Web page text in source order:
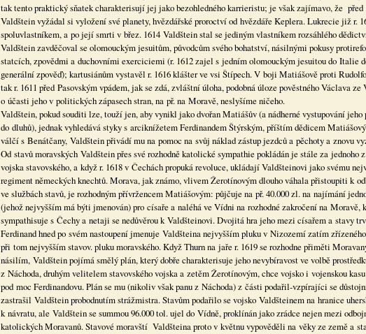
tak tento praktický sňatek charakterisují jej jako bezohledného karrieristu; je však zajímavo, že před
Valdštein vyžádal si vyložení své planety, hvězdářské proroctví od hvězdáře Keplera. Lukrecie již r.
spoluvlastníkem, a po její smrti v břez. 1614 Valdštein stal se jediným vlastníkem rozsáhlého
Valdštein zavděčoval se olomouckým jesuitům, původcům svého bohatství, násilnými pokusy
statcích, zpovědmi a duchovními exerciciemi (r. 1612 zajel s jedním olomouckým jesuitou do Italie
generální zpověď); kartusiánům vystavěl r. 1616 klášter ve vsi Štípech. V boji Matiášově proti
tak r. 1611 před Pasovským vpádem, jak se zdá, zvláštní úloha, podobná úloze pověstného Václava
o účasti jeho v politických zápasech stran, na př. na Moravě, neslyšíme ničeho.
Valdštein, pokud souditi lze, touží jen, aby vynikl jako dvořan Matiášův (a nádherné vystupování
do dluhů), jednak vyhledává styky s arciknížetem Ferdinandem Štýrským, příštím dědicem
válčí s Benátčany, Valdštein přivádí mu na pomoc na svůj náklad zástup jezdců a pěchoty a znovu
Od stavů moravských Valdštein přes své rozhodně katolické sympathie pokládán je stále za jednoho
vojska stavovského, a když r. 1618 v Čechách propuká revoluce, ukládají Valdšteinovi jako svému
regiment německých knechtů. Morava, jak známo, vlivem Žerotínovým dlouho váhala přistoupiti k
ve službách stavů, je rozhodným přívržencem Matiášovým: půjčuje na př. 40.000 zl. na najímání
(jehož nejvyšším má býti jmenován) pro císaře a naléhá ve Vídni na rozhodné zakročení na Moravě,
sympathisuje s Čechy a netaji se nedůvěrou k Valdšteinovi. Dvojitá hra jeho mezi císařem a stavy
Ferdinand hned po svém nastoupení jmenuje Valdšteina nejvyšším pluku v Nizozemí zatím
při tom nejvyšším stavov. pluku moravského. Když Thurn na jaře r. 1619 se rozhodne přiměti
násilím, Valdštein pojímá smělý plán, který dobře charakterisuje jeho nevybíravost ve volbě
z Náchoda, druhým velitelem stavovského vojska a zetěm Žerotínovým, chce vojsko i vojenskou
pod moc Ferdinandovu. Plán se mu (nikoliv však panu z Náchoda) z části podařil-vzpírajíci se
zastrašil Valdštein probodnutím strážmistra. Stavům podařilo se vojsko Valdšteinem na hranice
k návratu, ale Valdštein se summou 96.000 tol. ujel do Vídně, proklínán jako zrádce nejen mezi
katolických Moravanů. Stavové moravští Valdšteina proto v květnu vypověděli na věky ze země a